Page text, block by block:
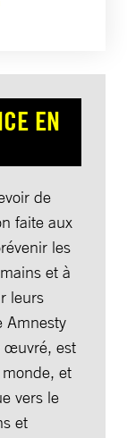
EN
de
faite aux
les
et à
leurs
Amnesty
œuvré, est
et
vers le
et